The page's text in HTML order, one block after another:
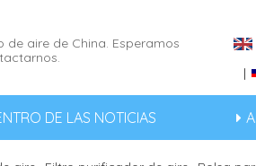
de aire de China. Esperamos
|
DE LAS NOTICIAS